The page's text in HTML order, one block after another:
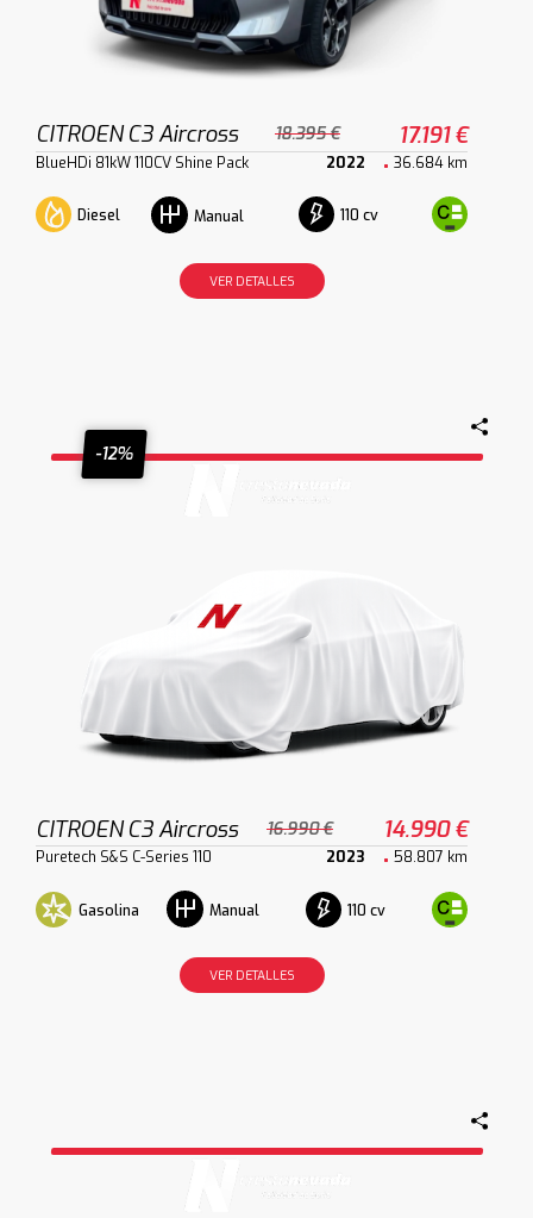
CITROEN C3 Aircross 18.395 € 17.191 €
BlueHDi 81kW 110CV Shine Pack 2022 36.684 km
Diesel Manual 110 cv
VER DETALLES
-12%
CITROEN C3 Aircross 16.990 € 14.990 €
Puretech S&S C-Series 110 2023 58.807 km
Gasolina Manual 110 cv
VER DETALLES